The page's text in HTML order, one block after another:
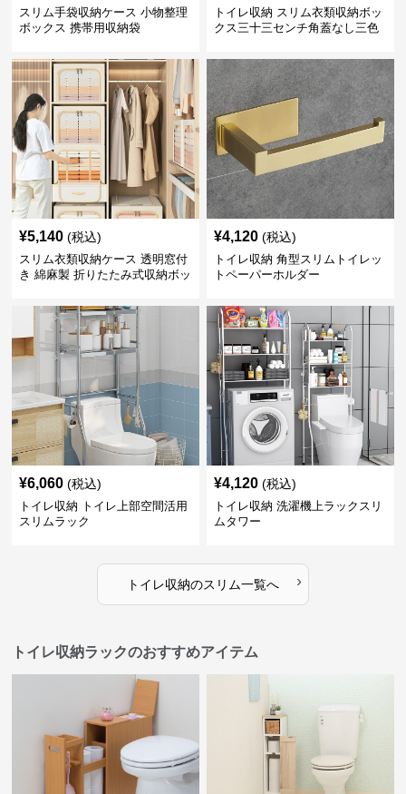
スリム手袋収納ケース 小物整理
ボックス 携帯用収納袋
トイレ収納 スリム衣類収納ボッ
クス三十三センチ角蓋なし三色
¥5,140 (税込)
スリム衣類収納ケース 透明窓付
き 綿麻製 折りたたみ式収納ボッ
¥4,120 (税込)
トイレ収納 角型スリムトイレッ
トペーパーホルダー
¥6,060 (税込)
トイレ収納 トイレ上部空間活用
スリムラック
¥4,120 (税込)
トイレ収納 洗濯機上ラックスリ
ムタワー
トイレ収納のスリム一覧へ ›
トイレ収納ラックのおすすめアイテム